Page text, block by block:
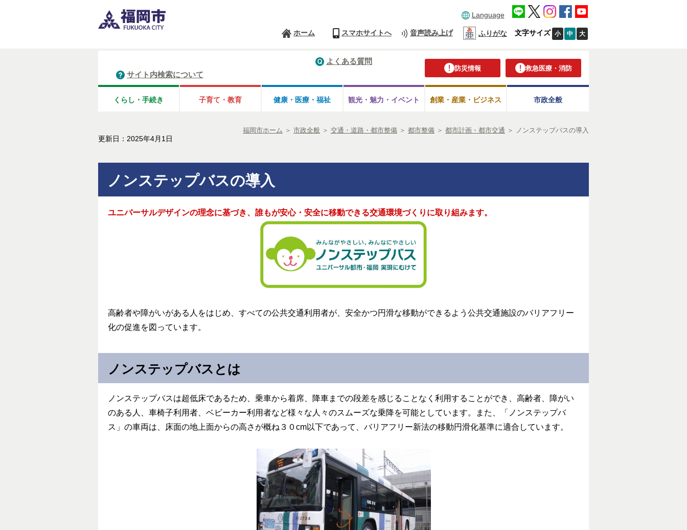
Language
ホーム スマホサイトへ 音声読み上げ ふりがな 文字サイズ 小 中 大
防災情報 救急医療・消防
よくある質問
サイト内検索について
くらし・手続き 子育て・教育 健康・医療・ 福祉 観光・魅力・ イベント 創業・産業・ビジネス 市政全般
福岡市ホーム ＞ 市政全般 ＞ 交通・道路・都市整備 ＞ 都市整備 ＞ 都市計画・都市交通 ＞
ノンステップバスの導入
更新日：2025年4月1日
ノンステップバスの導入
ユニバーサルデザインの理念に基づき、誰もが安心・安全に移動できる交通環境づくりに取り組みます。
高齢者や障がいがある人をはじめ、すべての公共交通利用者が、安全かつ円滑な移動ができるよう公共交通施設のバリアフリー
化の促進を図っています。
ノンステップバスとは
ノンステップバスは超低床であるため、乗車から着席、降車までの段差を感じることなく利用することができ、高齢者、障がい
のある人、車椅子利用者、ベビーカー利用者など様々な人々のスムーズな乗降を可能としています。また、「ノンステップバ
ス」の車両は、床面の地上面からの高さが概ね３０cm以下であって、バリアフリー新法の移動円滑化基準に適合しています。